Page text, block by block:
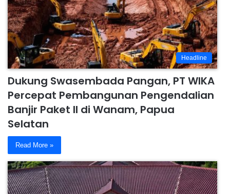
Headline
Dukung Swasembada Pangan, PT WIKA
Percepat Pembangunan Pengendalian
Banjir Paket II di Wanam, Papua
Selatan
Read More »